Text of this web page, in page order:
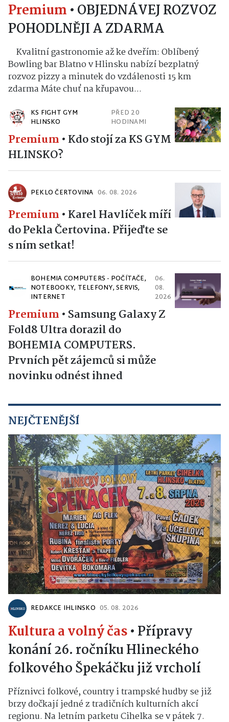
Premium • OBJEDNÁVEJ ROZVOZ
POHODLNĚJI A ZDARMA
Kvalitní gastronomie až ke dveřím: Oblíbený
Bowling bar Blatno v Hlinsku nabízí bezplatný
rozvoz pizzy a minutek do vzdálenosti 15 km
zdarma Máte chuť na křupavou...
KS FIGHT GYM
HLINSKO
PŘED 20
HODINAMI
Premium • Kdo stojí za KS GYM
HLINSKO?
PEKLO ČERTOVINA 06. 08. 2026
Premium • Karel Havlíček míří
do Pekla Čertovina. Přijeďte se
s ním setkat!
BOHEMIA COMPUTERS - POČÍTAČE,
NOTEBOOKY, TELEFONY, SERVIS,
INTERNET
06.
08.
2026
Premium • Samsung Galaxy Z
Fold8 Ultra dorazil do
BOHEMIA COMPUTERS.
Prvních pět zájemců si může
novinku odnést ihned
NEJČTENĚJŠÍ
REDAKCE IHLINSKO 05. 08. 2026
Kultura a volný čas• Přípravy
konání 26. ročníku Hlineckého
folkového Špekáčku již vrcholí
Příznivci folkové, country i trampské hudby se již
brzy dočkají jedné z tradičních kulturních akcí
regionu. Na letním parketu Cihelka se v pátek 7.